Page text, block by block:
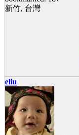
新竹, 台灣
eliu